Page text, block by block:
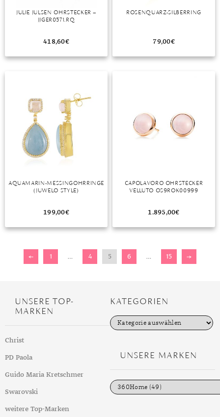
JULIE JULSEN OHRSTECKER –
JJGER0571.RQ
418,60€
ROSENQUARZ-SILBERRING
79,00€
AQUAMARIN-MESSINGOHRRINGE
(JUWELO STYLE)
199,00€
CAPOLAVORO OHRSTECKER
VELLUTO OS9ROK00999
1.895,00€
← 1 … 4 5 6 … 15 →
UNSERE TOP-
MARKEN
Christ
PD Paola
Guido Maria Kretschmer
Swarovski
weitere Top-Marken
KATEGORIEN
K
a
e
n
UNSERE MARKEN